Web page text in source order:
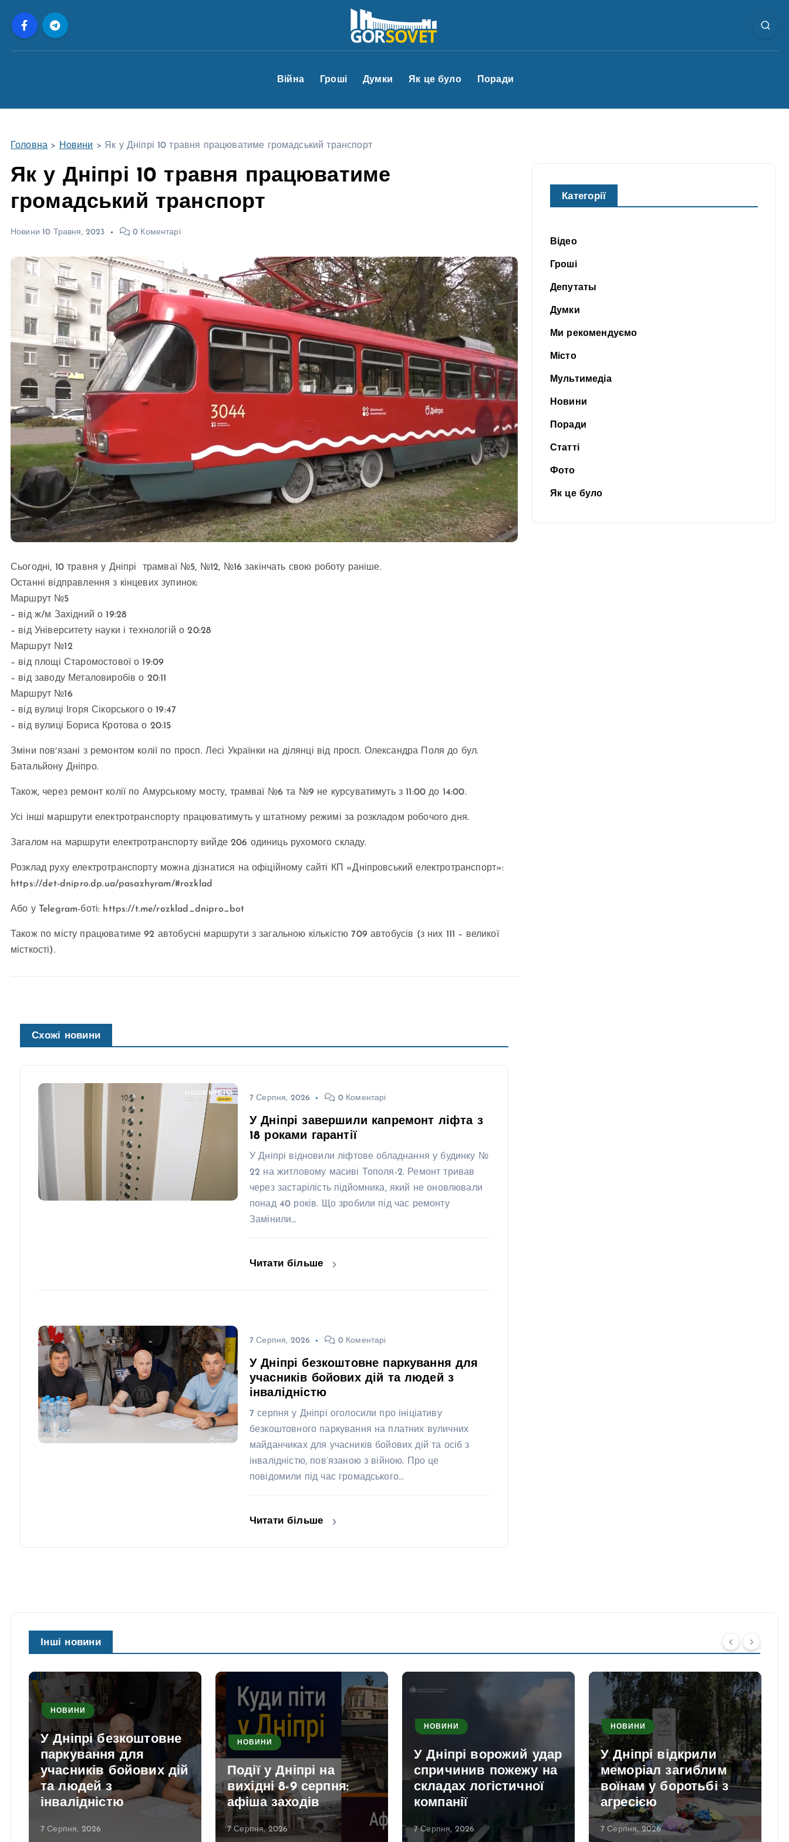
Війна Гроші Думки Як це було Поради
Головна > Новини > Як у Дніпрі 10 травня працюватиме громадський транспорт
Як у Дніпрі 10 травня працюватиме
громадський транспорт
Новини 10 Травня, 2023 0 Коментарі
Сьогодні, 10 травня у Дніпрі трамваї №5, №12, №16 закінчать свою роботу раніше.
Останні відправлення з кінцевих зупинок:
Маршрут №5
– від ж/м Західний о 19:28
– від Університету науки і технологій о 20:28
Маршрут №12
– від площі Старомостової о 19:09
– від заводу Металовиробів о 20:11
Маршрут №16
– від вулиці Ігоря Сікорського о 19:47
– від вулиці Бориса Кротова о 20:15
Зміни повʼязані з ремонтом колії по просп. Лесі Українки на ділянці від просп. Олександра Поля до бул.
Батальйону Дніпро.
Також, через ремонт колії по Амурському мосту, трамваї №6 та №9 не курсуватимуть з 11:00 до 14:00.
Усі інші маршрути електротранспорту працюватимуть у штатному режимі за розкладом робочого дня.
Загалом на маршрути електротранспорту вийде 206 одиниць рухомого складу.
Розклад руху електротранспорту можна дізнатися на офіційному сайті КП «Дніпровський електротранспорт»:
https://det-dnipro.dp.ua/pasazhyram/#rozklad
Або у Telegram-боті: https://t.me/rozklad_dnipro_bot
Також по місту працюватиме 92 автобусні маршрути з загальною кількістю 709 автобусів (з них 111 – великої
місткості).
Схожі новини
7 Серпня, 2026 0 Коментарі
У Дніпрі завершили капремонт ліфта з
18 роками гарантії
У Дніпрі відновили ліфтове обладнання у будинку №
22 на житловому масиві Тополя-2. Ремонт тривав
через застарілість підйомника, який не оновлювали
понад 40 років. Що зробили під час ремонту
Замінили…
Читати більше
7 Серпня, 2026 0 Коментарі
У Дніпрі безкоштовне паркування для
учасників бойових дій та людей з
інвалідністю
7 серпня у Дніпрі оголосили про ініціативу
безкоштовного паркування на платних вуличних
майданчиках для учасників бойових дій та осіб з
інвалідністю, пов’язаною з війною. Про це
повідомили під час громадського…
Читати більше
Категорії
Відео
Гроші
Депутаты
Думки
Ми рекомендуємо
Місто
Мультимедіа
Новини
Поради
Статті
Фото
Як це було
Інші новини
НОВИНИ
У Дніпрі безкоштовне
паркування для
учасників бойових дій
та людей з
інвалідністю
7 Серпня, 2026
НОВИНИ
Події у Дніпрі на
вихідні 8-9 серпня:
афіша заходів
7 Серпня, 2026
НОВИНИ
У Дніпрі ворожий удар
спричинив пожежу на
складах логістичної
компанії
7 Серпня, 2026
НОВИНИ
У Дніпрі відкрили
меморіал загиблим
воїнам у боротьбі з
агресією
7 Серпня, 2026